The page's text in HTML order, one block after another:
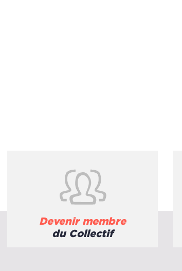
Devenir membre
du Collectif